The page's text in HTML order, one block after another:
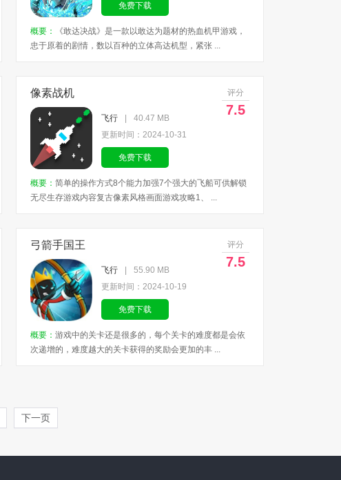
免费下载
概要：
《敢达决战》是一款以敢达为题材的热血机甲游戏，
忠于原着的剧情，数以百种的立体高达机型，紧张 ...
像素战机 评分
7.5
飞行
40.47 MB
更新时间：2024-10-31
免费下载
概要： 简单的操作方式8个能力加强7个强大的飞船可供解锁
无尽生存游戏内容复古像素风格画面游戏攻略1、 ...
弓箭手国王 评分
7.5
飞行
55.90 MB
更新时间：2024-10-19
免费下载
概要： 游戏中的关卡还是很多的，每个关卡的难度都是会依
次递增的，难度越大的关卡获得的奖励会更加的丰 ...
下一页